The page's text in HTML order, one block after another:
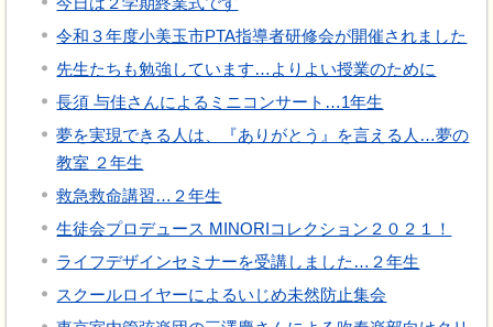
令和３年度小美玉市PTA指導者研修会が開催されました
先生たちも勉強しています…よりよい授業のために
長須 与佳さんによるミニコンサート…1年生
夢を実現できる人は、『ありがとう』を言える人…夢の
教室 ２年生
救急救命講習…２年生
生徒会プロデュース MINORIコレクション２０２１！
ライフデザインセミナーを受講しました…２年生
スクールロイヤーによるいじめ未然防止集会